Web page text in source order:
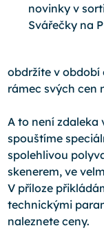
novinky v
Svářečky na
obdržíte v období
rámec svých cen
A to není
spouštíme
spolehlivou
skenerem, ve
V příloze
technickými
naleznete ceny.